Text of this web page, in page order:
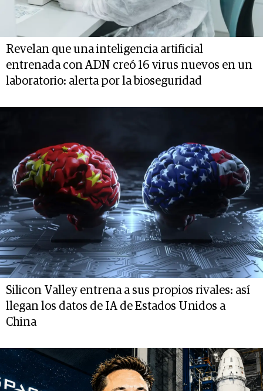
Revelan que una inteligencia artificial
entrenada con ADN creó 16 virus nuevos en un
laboratorio: alerta por la bioseguridad
Silicon Valley entrena a sus propios rivales: así
llegan los datos de IA de Estados Unidos a
China